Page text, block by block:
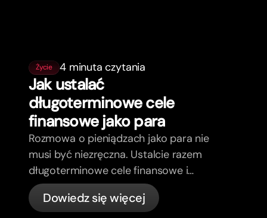
Życie 4 minuta czytania
Jak ustalać
długoterminowe cele
finansowe jako para
Rozmowa o pieniądzach jako para nie
musi być niezręczna. Ustalcie razem
długoterminowe cele finansowe i
poczujcie się bardziej zgodni.
Dowiedz się więcej